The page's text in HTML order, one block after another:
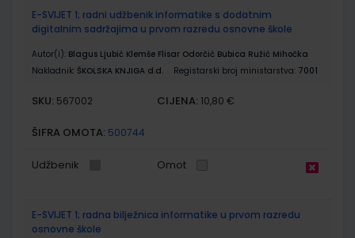
E-SVIJET 1; radni udžbenik informatike s dodatnim
digitalnim sadržajima u prvom razredu osnovne škole
Autor(i): Blagus Ljubić Klemše Flisar Odorčić Bubica Ružić Mihočka
Nakladnik: ŠKOLSKA KNJIGA d.d. Registarski broj ministarstva: 7001
SKU: 567002 CIJENA: 10,80 €
ŠIFRA OMOTA: 500744
Udžbenik Omot
E-SVIJET 1; radna bilježnica informatike u prvom razredu
osnovne škole